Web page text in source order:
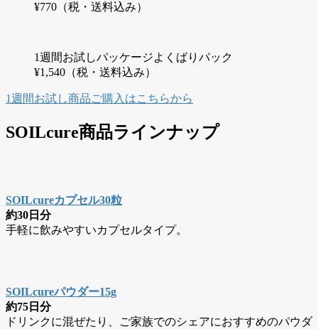
¥770（税・送料込み）
1週間お試しパッケージよくばりパック
¥1,540（税・送料込み）
1週間お試し商品ご購入はこちらから
SOILcure商品ラインナップ
SOILcureカプセル30粒
約30日分
手軽に飲みやすいカプセルタイプ。
SOILcureパウダー15g
約75日分
ドリンクに混ぜたり、ご家族でのシェアにおすすめのパウダ